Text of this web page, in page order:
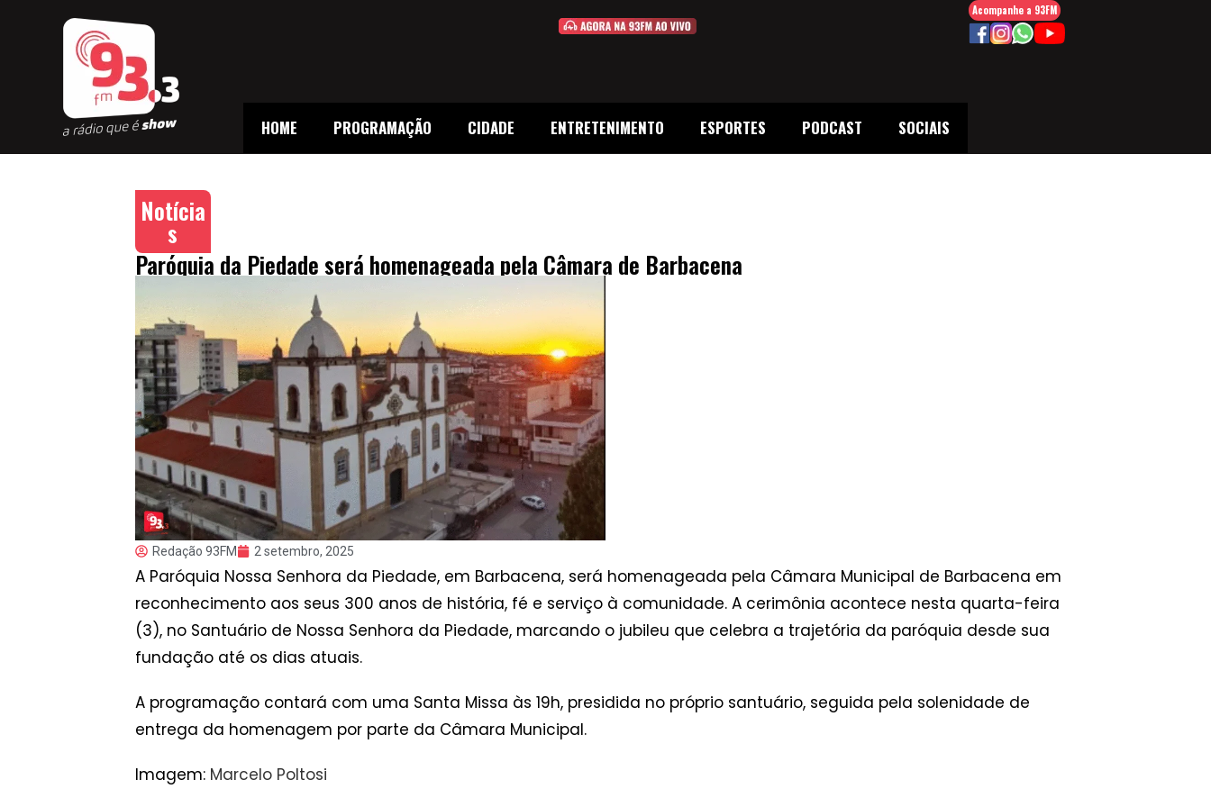
HOME PROGRAMAÇÃO CIDADE ENTRETENIMENTO ESPORTES PODCAST SOCIAIS
Acompanhe a 93FM
Notícia
s
Paróquia da Piedade será homenageada pela Câmara de Barbacena
Redação 93FM 2 setembro, 2025
A Paróquia Nossa Senhora da Piedade, em Barbacena, será homenageada pela Câmara Municipal de Barbacena em
reconhecimento aos seus 300 anos de história, fé e serviço à comunidade. A cerimônia acontece nesta quarta-feira
(3), no Santuário de Nossa Senhora da Piedade, marcando o jubileu que celebra a trajetória da paróquia desde sua
fundação até os dias atuais.
A programação contará com uma Santa Missa às 19h, presidida no próprio santuário, seguida pela solenidade de
entrega da homenagem por parte da Câmara Municipal.
Imagem: Marcelo Poltosi